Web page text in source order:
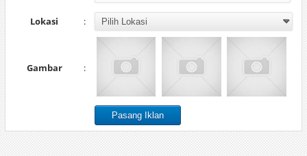
Lokasi :
Gambar :